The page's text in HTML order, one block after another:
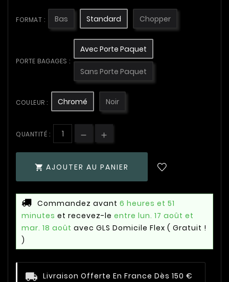
FORMAT : Bas Standard Chopper
PORTE BAGAGES :
Avec Porte Paquet
Sans Porte Paquet
COULEUR : Chromé Noir
QUANTITÉ :
 AJOUTER AU PANIER
Commandez avant 6 heures et 51
minutes et recevez-le entre lun. 17 août et
mar. 18 août avec GLS Domicile Flex ( Gratuit !
)
Livraison Offerte En France Dès 150 €